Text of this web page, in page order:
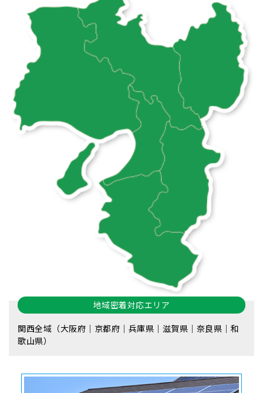
地域密着対応エリア
関西全域（大阪府｜京都府｜兵庫県｜滋賀県｜奈良県｜和
歌山県）